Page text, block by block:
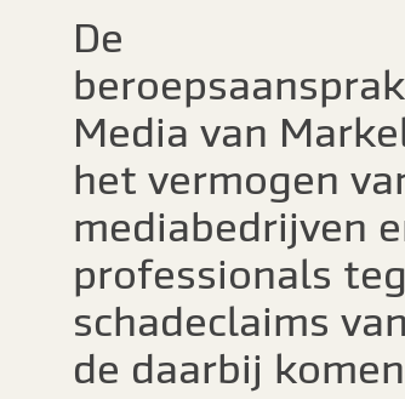
De
Media van
het vermogen
mediabedrijven
professionals
schadeclaims
de daarbij